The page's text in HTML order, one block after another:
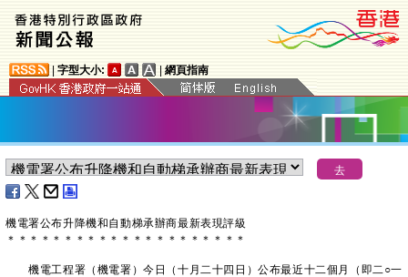
字型大小: 網頁指南
機電署公布升降機和自動梯承辦商最新表現評級
＊ ＊ ＊ ＊ ＊ ＊ ＊ ＊ ＊ ＊ ＊ ＊ ＊ ＊ ＊ ＊ ＊ ＊ ＊ ＊ ＊
機電工程署（機電署）今日（十月二十四日）公布最近十二個月（即二○一